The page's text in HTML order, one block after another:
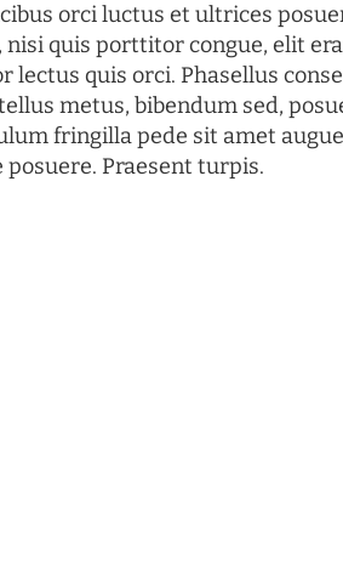
orci luctus et ultrices
nisi quis porttitor congue, elit
lectus quis orci. Phasellus
metus, bibendum sed,
fringilla pede sit amet
posuere. Praesent turpis.